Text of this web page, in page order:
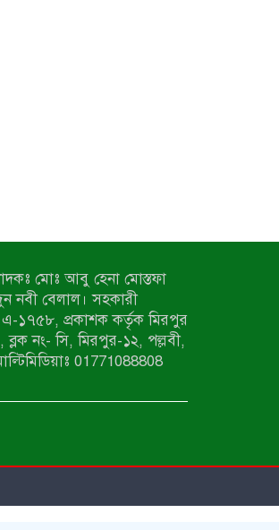
মোঃ আবু হেনা মোস্তফা
নবী বেলাল। সহকারী
১৭৫৮, প্রকাশক কর্তৃক মিরপুর
ব্লক নং- সি, মিরপুর-১২, পল্লবী,
01771088808